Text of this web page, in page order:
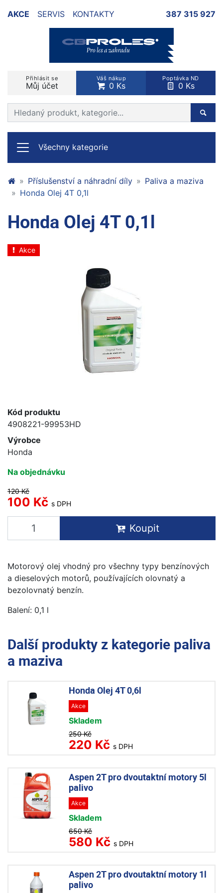
AKCE SERVIS KONTAKTY 387 315 927
Přihlásit se
Můj účet
Váš nákup
0 Ks
Poptávka ND
0 Ks
Prohledat web
Všechny kategorie
Příslušenství a náhradní díly
Paliva a maziva
Honda Olej 4T 0,1l
Honda Olej 4T 0,1l
Akce
Kód produktu
4908221-99953HD
Výrobce
Honda
Na objednávku
120 Kč
100 Kč s DPH
Koupit
Motorový olej vhodný pro všechny typy benzínových
a dieselových motorů, používajících olovnatý a
bezolovnatý benzín.
Balení: 0,1 l
Další produkty z kategorie paliva
a maziva
Honda Olej 4T 0,6l
Akce
Skladem
250 Kč
220 Kč s DPH
Aspen 2T pro dvoutaktní motory 5l
palivo
Akce
Skladem
650 Kč
580 Kč s DPH
Aspen 2T pro dvoutaktní motory 1l
palivo